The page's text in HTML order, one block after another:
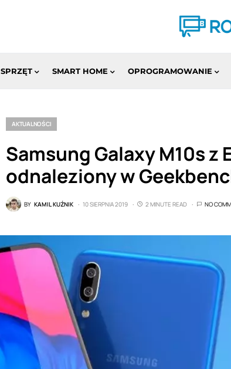
SPRZĘT SMART HOME OPROGRAMOWANIE
AKTUALNOŚCI
Samsung Galaxy M10s z
odnaleziony w
BY KAMIL KUŹNIK 10 SIERPNIA 2019 2 MINUTE READ NO